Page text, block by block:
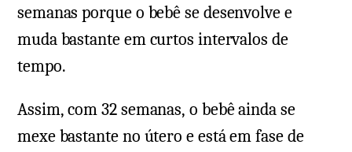
semanas porque o bebê se desenvolve e
muda bastante em curtos intervalos de
tempo.
Assim, com 32 semanas, o bebê ainda se
mexe bastante no útero e está em fase de